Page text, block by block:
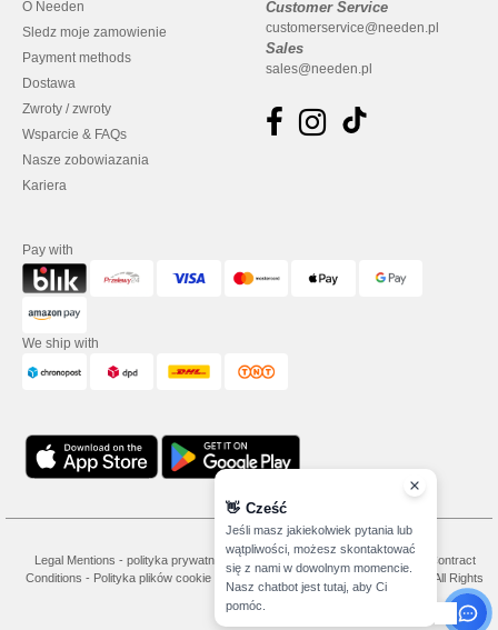
O Needen
Sledz moje zamowienie
Payment methods
Dostawa
Zwroty / zwroty
Wsparcie & FAQs
Nasze zobowiazania
Kariera
Customer Service
customerservice@needen.pl
Sales
sales@needen.pl
Pay with
We ship with
Legal Mentions - polityka prywatności - Warunkami i Zasadami
General Contract
Conditions - Polityka plików cookie Site Map
Copyright 2026 needen.pl - All Rights
Reserved
👋 Cześć
Jeśli masz jakiekolwiek pytania lub
wątpliwości, możesz skontaktować
się z nami w dowolnym momencie.
Nasz chatbot jest tutaj, aby Ci
pomóc.